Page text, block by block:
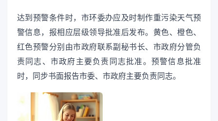
达到预警条件时，市环委办应及时制作重污染天气预
警信息，报相应层级领导批准后发布。黄色、橙色、
红色预警分别由市政府联系副秘书长、市政府分管负
责同志、市政府主要负责同志批准。预警信息批准
时，同步书面报告市委、市政府主要负责同志。